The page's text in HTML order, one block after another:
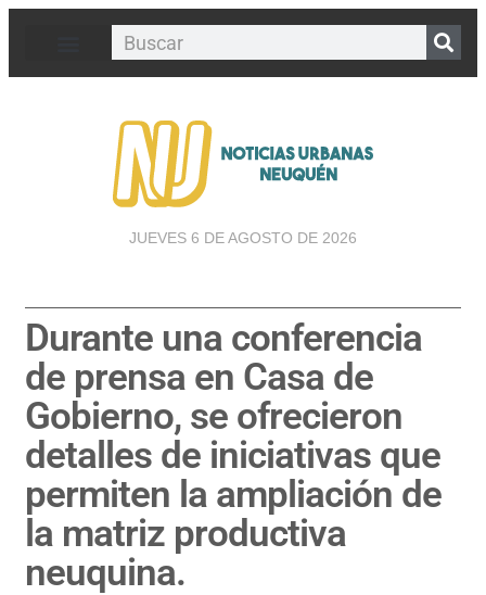
JUEVES 6 DE AGOSTO DE 2026
Durante una conferencia
de prensa en Casa de
Gobierno, se ofrecieron
detalles de iniciativas que
permiten la ampliación de
la matriz productiva
neuquina.